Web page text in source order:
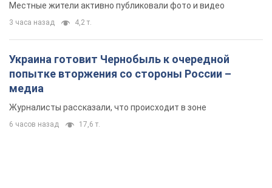
Местные жители активно публиковали фото и видео
3 часа назад 4,2 т.
Украина готовит Чернобыль к очередной
попытке вторжения со стороны России –
медиа
Журналисты рассказали, что происходит в зоне
6 часов назад 17,6 т.